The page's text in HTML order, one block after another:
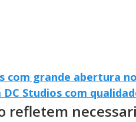
com grande abertura
Studios com
refletem